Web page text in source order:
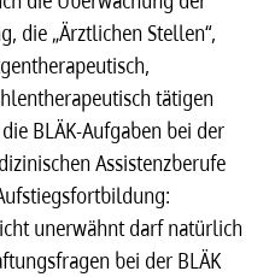
die „Ärztlichen Stellen“,
tätigen
BLÄK-Aufgaben bei der
Assistenzberufe
unerwähnt darf natürlich
bei der BLÄK